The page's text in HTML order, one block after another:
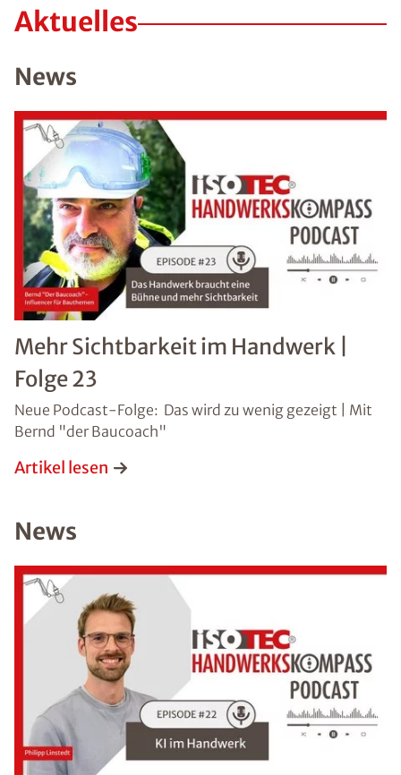
Bitte geben Sie die Telefonnummer im Format
PLZ*
Ort*
Schaden
Nachricht
Bild hochladen
(Dateiformat: JPEG, TIFF, PNG oder PDF bis 50
MB)
*Pflichtangaben. Ihre Daten werden von uns stets
vertraulich behandelt.
Datenschutzhinweisgelesen
Absenden
Aktuelles
News
Mehr Sichtbarkeit im Handwerk |
Folge 23
Neue Podcast-Folge: Das wird zu wenig gezeigt | Mit
Bernd "der Baucoach"
Artikel lesen
News